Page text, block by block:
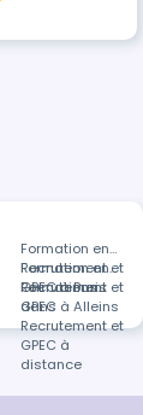
Formation en
Recrutement et
GPEC à Paris
Formation en
Recrutement et
GPEC à Alleins
Formations
dans
Recrutement et
GPEC à
distance